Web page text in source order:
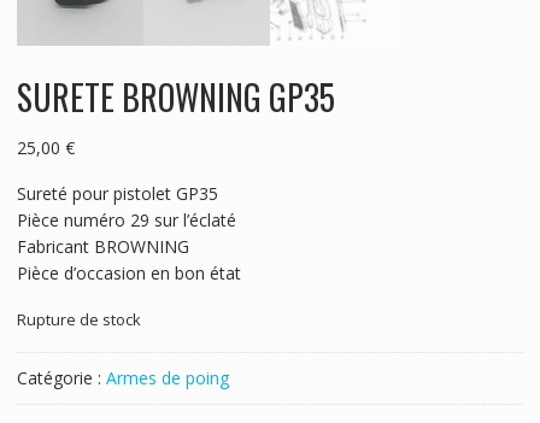
SURETE BROWNING GP35
25,00 €
Sureté pour pistolet GP35
Pièce numéro 29 sur l’éclaté
Fabricant BROWNING
Pièce d’occasion en bon état
Rupture de stock
Catégorie : Armes de poing